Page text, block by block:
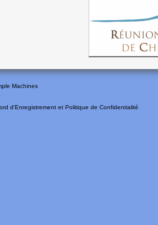
Machines
d'Enregistrement et Politique de Confidentialité